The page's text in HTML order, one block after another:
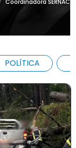
Coordinadora SERNAC
POLÍTICA